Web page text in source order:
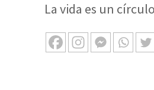
La vida es un